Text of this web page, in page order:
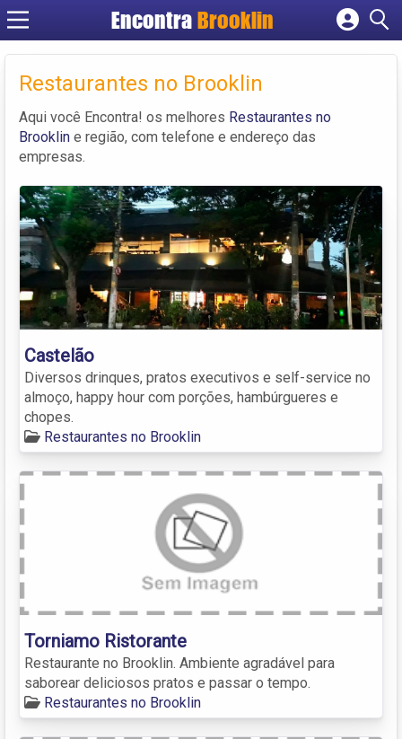
Encontra Brooklin
Cadastrar empresa
Criar conta
Restaurantes no Brooklin
Aqui você Encontra! os melhores Restaurantes no
Brooklin e região, com telefone e endereço das
empresas.
Castelão
Diversos drinques, pratos executivos e self-service no
almoço, happy hour com porções, hambúrgueres e
chopes.
Restaurantes no Brooklin
Torniamo Ristorante
Restaurante no Brooklin. Ambiente agradável para
saborear deliciosos pratos e passar o tempo.
Restaurantes no Brooklin